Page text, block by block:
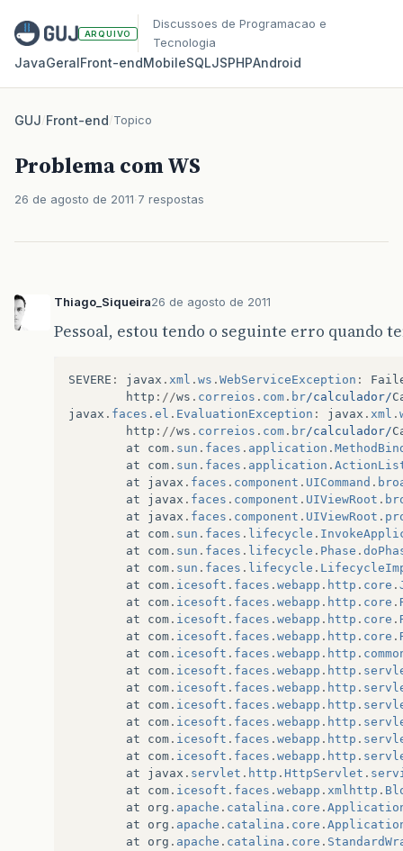
ARQUIVO
Discussoes de Programacao e
Tecnologia
JavaGeralFront‑endMobileSQLJSPHPAndroid
GUJ/Front-end/Topico
Problema com WS
26 de agosto de 2011 7 respostas
Thiago_Siqueira26 de agosto de 2011
Pessoal, estou tendo o seguinte erro quando
SEVERE : javax . xml . ws . WebServiceException :
http ://ws . correios . com . br/calculador/
javax . faces . el . EvaluationException : javax . xml .
http ://ws . correios . com . br/calculador/
at
com . sun . faces . application .
at
com . sun . faces . application .
at
javax . faces . component . UICommand .
at
javax . faces . component . UIViewRoot .
at
javax . faces . component . UIViewRoot .
at
com . sun . faces . lifecycle .
at
com . sun . faces . lifecycle . Phase .
at
com . sun . faces . lifecycle .
at
com . icesoft . faces . webapp . http . core .
at
com . icesoft . faces . webapp . http . core .
at
com . icesoft . faces . webapp . http . core .
at
com . icesoft . faces . webapp . http . core .
at
com . icesoft . faces . webapp . http .
at
com . icesoft . faces . webapp . http .
at
com . icesoft . faces . webapp . http .
at
com . icesoft . faces . webapp . http .
at
com . icesoft . faces . webapp . http .
at
com . icesoft . faces . webapp . http .
at
com . icesoft . faces . webapp . http .
at
javax . servlet . http . HttpServlet .
at
com . icesoft . faces . webapp . xmlhttp .
at
org . apache . catalina . core .
at
org . apache . catalina . core .
at
org . apache . catalina . core .